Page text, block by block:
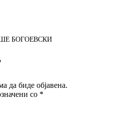
БОГОЕВСКИ
да биде објавена.
со *